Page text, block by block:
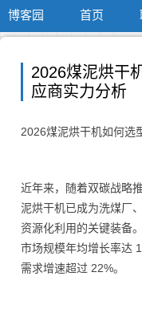
博客园 首页
2026煤泥烘干
应商实力分析
2026煤泥烘干机如何选
近年来，随着双碳战略
泥烘干机已成为洗煤厂
资源化利用的关键装备
市场规模年均增长率达
需求增速超过 22%。